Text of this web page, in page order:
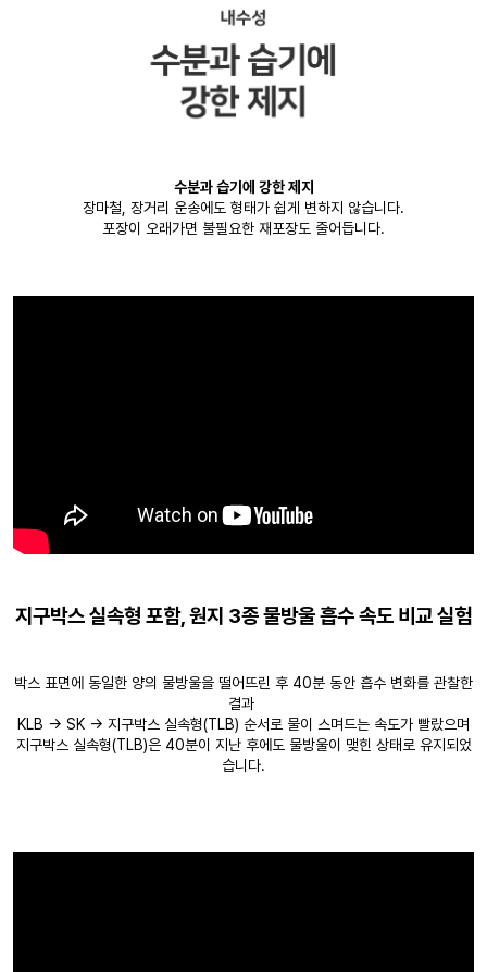
수분과 습기에 강한 제지
장마철, 장거리 운송에도 형태가 쉽게 변하지 않습니다.
포장이 오래가면 불필요한 재포장도 줄어듭니다.
지구박스 실속형 포함, 원지 3종 물방울 흡수 속도 비교 실험
박스 표면에 동일한 양의 물방울을 떨어뜨린 후 40분 동안 흡수 변화를 관찰한
결과
KLB → SK → 지구박스 실속형(TLB) 순서로 물이 스며드는 속도가 빨랐으며
지구박스 실속형(TLB)은 40분이 지난 후에도 물방울이 맺힌 상태로 유지되었
습니다.